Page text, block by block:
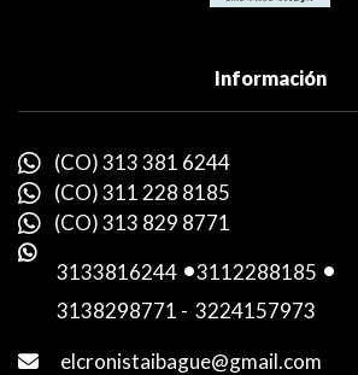
Información
(CO) 313 381 6244
(CO) 311 228 8185
(CO) 313 829 8771
3133816244 -3112288185 -
3138298771 - 3224157973
elcronistaibague@gmail.com